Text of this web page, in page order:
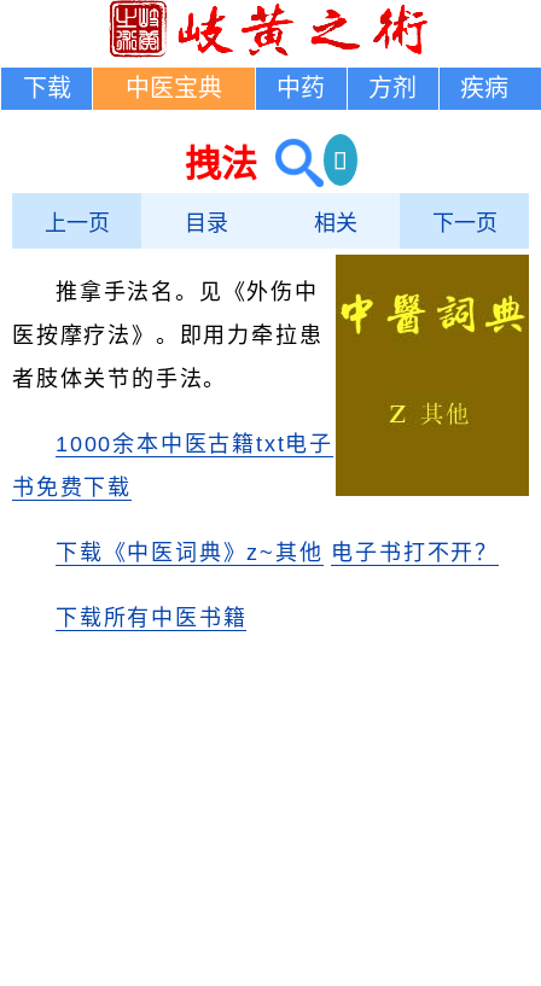
下载 中医宝典 中药 方剂 疾病
拽法
上一页 目录 相关 下一页
推拿手法名。见《外伤中
医按摩疗法》。即用力牵拉患
者肢体关节的手法。
1000余本中医古籍txt电子
书免费下载
下载《中医词典》z~其他 电子书打不开？
下载所有中医书籍